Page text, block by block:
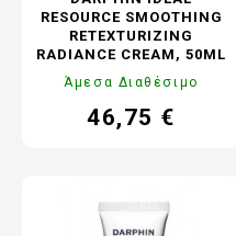
RESOURCE SMOOTHING
RETEXTURIZING
RADIANCE CREAM, 50ML
Άμεσα Διαθέσιμο
Τιμή
46,75 €